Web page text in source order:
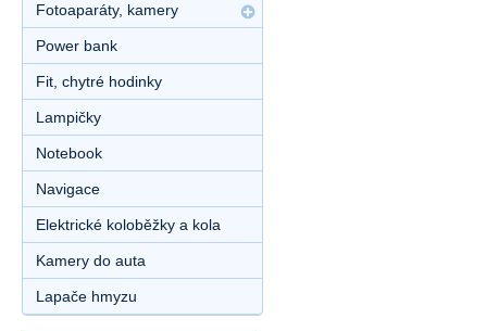
Fotoaparáty, kamery
Power bank
Fit, chytré hodinky
Lampičky
Notebook
Navigace
Elektrické koloběžky a kola
Kamery do auta
Lapače hmyzu